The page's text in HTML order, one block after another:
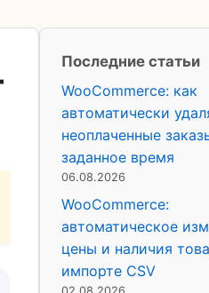
Последние статьи
WooCommerce: как
автоматически
неоплаченные
заданное время
06.08.2026
WooCommerce:
автоматическое
цены и наличия
импорте CSV